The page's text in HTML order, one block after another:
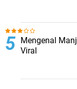
Mengenal
Viral